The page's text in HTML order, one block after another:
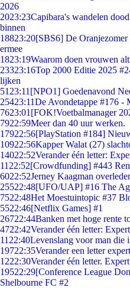
2026
2023:23Capibara's wandelen
binnen
18823:20[SBS6] De
ermee
1823:19Waarom doen vrouwen
23323:16Top 2000 Editie 2025
lijken
51 23:11 [NPO1] Goedenavond
25423:11De Avondetappe #176 -
7623:01 [FOK!Voetbalmanager
7922:59Meer dan 40 uur werken.
17922:56[PlayStation #184]
10922:56Kapper Walat (27)
14022:52Verander één letter:
11 22:52[Crowdfunding] #443
6022:52Jerney Kaagman
25522:48[UFO/UAP] #16 The
7522:48Het Moestuintopic #37
5522:46[Netflix Games] #1
26722:44Banken met hoge rente
4722:42Verander één letter:
11 22:40Levenslang voor man die
19722:35Verander een letter
1222:30Verander één letter.
19522:29[Conference League
Shelbourne FC #2